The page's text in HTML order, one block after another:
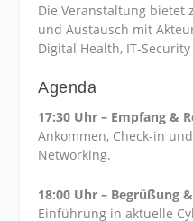
Die Veranstaltung bietet
und Austausch mit
Digital Health, IT-
Agenda
17:30 Uhr – Empfang &
Ankommen, Check-in
Networking.
18:00 Uhr – Begrüßung
Einführung in aktuelle